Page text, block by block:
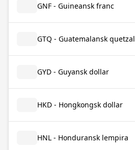
GNF - Guineansk franc
GTQ - Guatemalansk quetzal
GYD - Guyansk dollar
HKD - Hongkongsk dollar
HNL - Honduransk lempira